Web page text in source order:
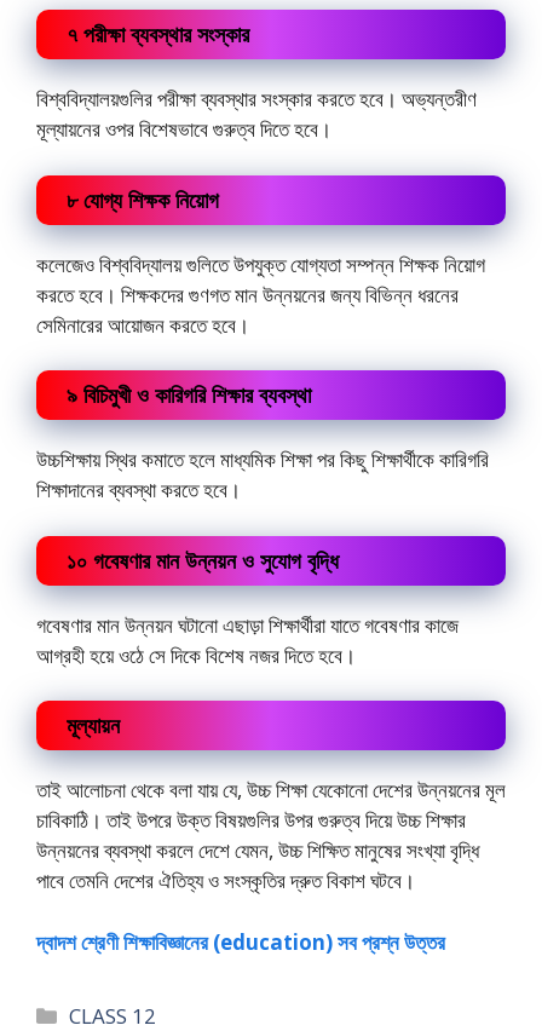
৭ পরীক্ষা ব্যবস্থার সংস্কার
বিশ্ববিদ্যালয়গুলির পরীক্ষা ব্যবস্থার সংস্কার করতে হবে। অভ্যন্তরীণ
মূল্যায়নের ওপর বিশেষভাবে গুরুত্ব দিতে হবে।
৮ যোগ্য শিক্ষক নিয়োগ
কলেজেও বিশ্ববিদ্যালয় গুলিতে উপযুক্ত যোগ্যতা সম্পন্ন শিক্ষক নিয়োগ
করতে হবে। শিক্ষকদের গুণগত মান উন্নয়নের জন্য বিভিন্ন ধরনের
সেমিনারের আয়োজন করতে হবে।
৯ বিচিমুখী ও কারিগরি শিক্ষার ব্যবস্থা
উচ্চশিক্ষায় স্থির কমাতে হলে মাধ্যমিক শিক্ষা পর কিছু শিক্ষার্থীকে কারিগরি
শিক্ষাদানের ব্যবস্থা করতে হবে।
১০ গবেষণার মান উন্নয়ন ও সুযোগ বৃদ্ধি
গবেষণার মান উন্নয়ন ঘটানো এছাড়া শিক্ষার্থীরা যাতে গবেষণার কাজে
আগ্রহী হয়ে ওঠে সে দিকে বিশেষ নজর দিতে হবে।
মূল্যায়ন
তাই আলোচনা থেকে বলা যায় যে, উচ্চ শিক্ষা যেকোনো দেশের উন্নয়নের মূল
চাবিকাঠি। তাই উপরে উক্ত বিষয়গুলির উপর গুরুত্ব দিয়ে উচ্চ শিক্ষার
উন্নয়নের ব্যবস্থা করলে দেশে যেমন, উচ্চ শিক্ষিত মানুষের সংখ্যা বৃদ্ধি
পাবে তেমনি দেশের ঐতিহ্য ও সংস্কৃতির দ্রুত বিকাশ ঘটবে।
দ্বাদশ শ্রেণী শিক্ষাবিজ্ঞানের (education) সব প্রশ্ন উত্তর
Categories
CLASS 12